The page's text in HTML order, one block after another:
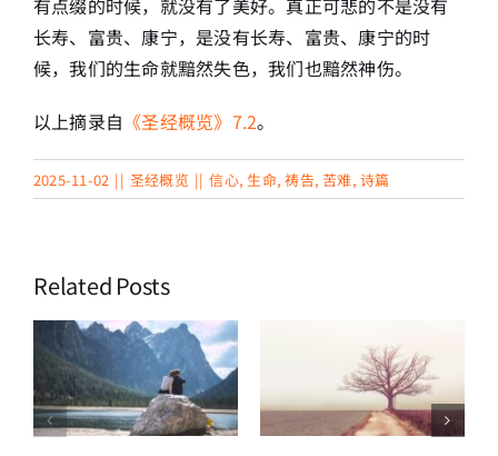
有点缀的时候，就没有了美好。真正可悲的不是没有
长寿、富贵、康宁，是没有长寿、富贵、康宁的时
候，我们的生命就黯然失色，我们也黯然神伤。
以上摘录自 《圣经概览》7.2。
2025-11-02 || 圣经概览 || 信心, 生命,祷告,苦难,诗篇
Related Posts